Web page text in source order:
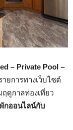
– Private Pool –
ายการทางเว็บไซต์
ดูกาลท่องเที่ยว
กออนไลน์กับ